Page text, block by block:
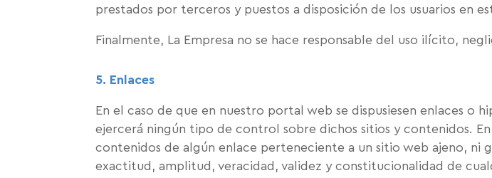
prestados por terceros y puestos a disposición de los usuarios en
Finalmente, La Empresa no se hace responsable del uso ilícito,
5. Enlaces
En el caso de que en nuestro portal web se dispusiesen enlaces o
ejercerá ningún tipo de control sobre dichos sitios y contenidos.
contenidos de algún enlace perteneciente a un sitio web ajeno, ni
exactitud, amplitud, veracidad, validez y constitucionalidad de